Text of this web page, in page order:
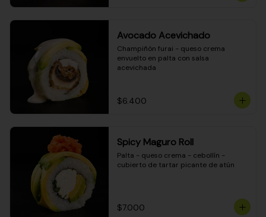
Avocado Acevichado
Champiñón furai - queso crema
envuelto en palta con salsa
acevichada
$6.400
Spicy Maguro Roll
Palta - queso crema - cebollín -
cubierto de tartar picante de atún
$7.000